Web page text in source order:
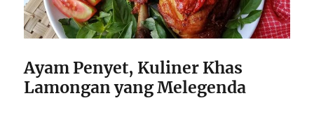
Ayam Penyet, Kuliner Khas
Lamongan yang Melegenda